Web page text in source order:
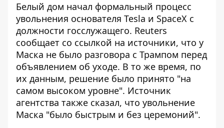
Белый дом начал формальный процесс
увольнения основателя Tesla и SpaceX с
должности госслужащего. Reuters
сообщает со ссылкой на источники, что у
Маска не было разговора с Трампом перед
объявлением об уходе. В то же время, по
их данным, решение было принято "на
самом высоком уровне". Источник
агентства также сказал, что увольнение
Маска "было быстрым и без церемоний".